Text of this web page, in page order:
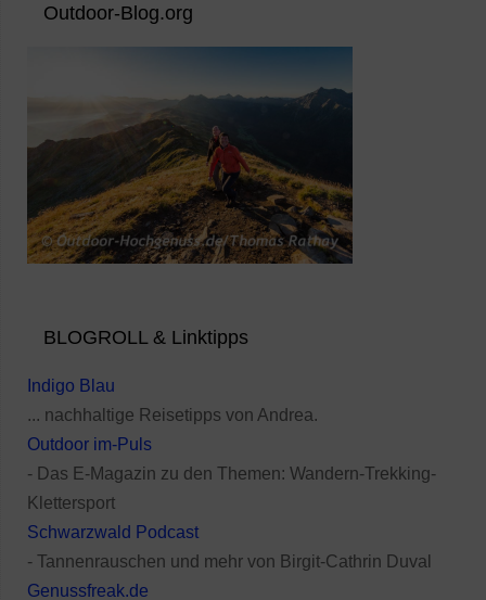
Outdoor-Blog.org
BLOGROLL & Linktipps
Indigo Blau
... nachhaltige Reisetipps von Andrea.
Outdoor im-Puls
- Das E-Magazin zu den Themen: Wandern-Trekking-
Klettersport
Schwarzwald Podcast
- Tannenrauschen und mehr von Birgit-Cathrin Duval
Genussfreak.de